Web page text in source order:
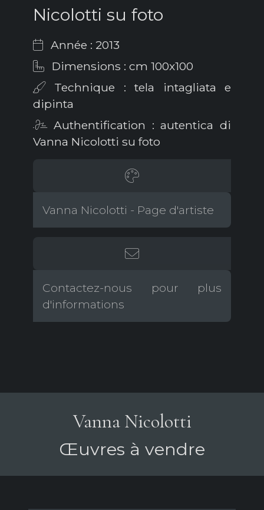
Nicolotti su foto
Année : 2013
Dimensions : cm 100x100
Technique : tela intagliata e
dipinta
Authentification : autentica di
Vanna Nicolotti su foto
Vanna Nicolotti - Page d'artiste
Contactez-nous pour plus
d'informations
Vanna Nicolotti
Œuvres à vendre